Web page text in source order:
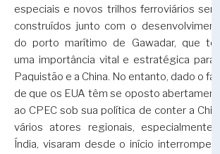
especiais e novos trilhos ferroviários serão
construídos junto com o desenvolvimento
do porto marítimo de Gawadar, que tem
uma importância vital e estratégica para o
Paquistão e a China. No entanto, dado o fato
de que os EUA têm se oposto abertamente
ao CPEC sob sua política de conter a China,
vários atores regionais, especialmente a
Índia, visaram desde o início interromper o